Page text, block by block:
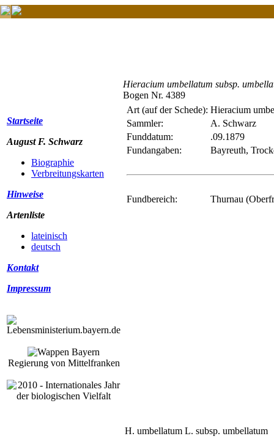
Startseite
August F. Schwarz
Biographie
Verbreitungskarten
Hinweise
Artenliste
lateinisch
deutsch
Kontakt
Impressum
Regierung von Mittelfranken
Hieracium umbellatum subsp.
Bogen Nr. 4389
Art (auf der Schede): Hieracium
Sammler:
A. Schwarz
Funddatum:
.09.1879
Fundangaben:
Bayreuth,
Fundbereich: Thurnau
H. umbellatum L. subsp. umbellatum